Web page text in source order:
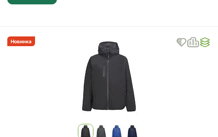
Новинка